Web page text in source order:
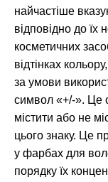
найчастіше
відповідно до
косметичних
відтінках
за умови
символ «+/-». Це
містити або не
цього знаку. Це
у фарбах для
порядку їх